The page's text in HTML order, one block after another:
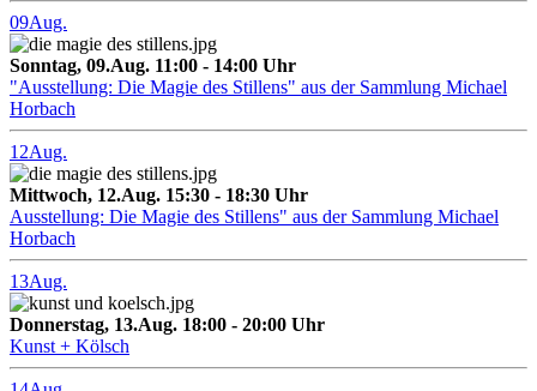
09Aug.
Sonntag, 09.Aug. 11:00 - 14:00 Uhr
"Ausstellung: Die Magie des Stillens" aus der Sammlung Michael
Horbach
12Aug.
Mittwoch, 12.Aug. 15:30 - 18:30 Uhr
Ausstellung: Die Magie des Stillens" aus der Sammlung Michael
Horbach
13Aug.
Donnerstag, 13.Aug. 18:00 - 20:00 Uhr
Kunst + Kölsch